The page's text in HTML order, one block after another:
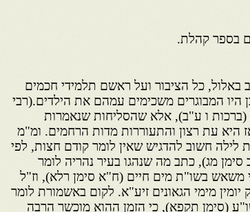
בספר קהלת.
באלול, כל הציבור ועל ראשם תלמידי חכמים
היו המבוגרים משכימים עמהם את הילדים.(רבי
(ברכות ו ע"ב), אלא שהסליחות שנאמרות
היא עת רצון והתעוררות מדות הרחמים. ומ"מ
לילה חשוב להדגיש שאין לומר קודם חצות, לפי
מג), כתב מה שנהגו בעיר נהריה לומר
משאש בשו"ת מים חיים (ח"א סימן רלא), וז"ל
יומין מימי הגאונים זיע"א. לקום באשמורת לומר
(סימן תקפא), כי הזמן ההוא מוכשר הרבה